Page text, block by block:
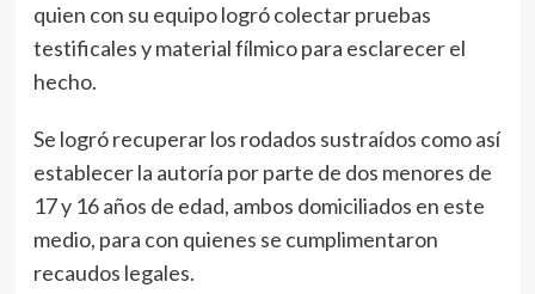
quien con su equipo logró colectar pruebas
testificales y material fílmico para esclarecer el
hecho.
Se logró recuperar los rodados sustraídos como así
establecer la autoría por parte de dos menores de
17 y 16 años de edad, ambos domiciliados en este
medio, para con quienes se cumplimentaron
recaudos legales.